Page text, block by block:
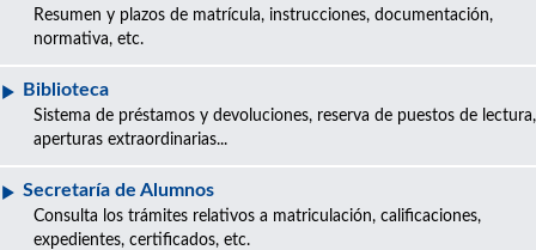
Resumen y plazos de matrícula, instrucciones, documentación,
normativa, etc.
Biblioteca
Sistema de préstamos y devoluciones, reserva de puestos de lectura,
aperturas extraordinarias...
Secretaría de Alumnos
Consulta los trámites relativos a matriculación, calificaciones,
expedientes, certificados, etc.